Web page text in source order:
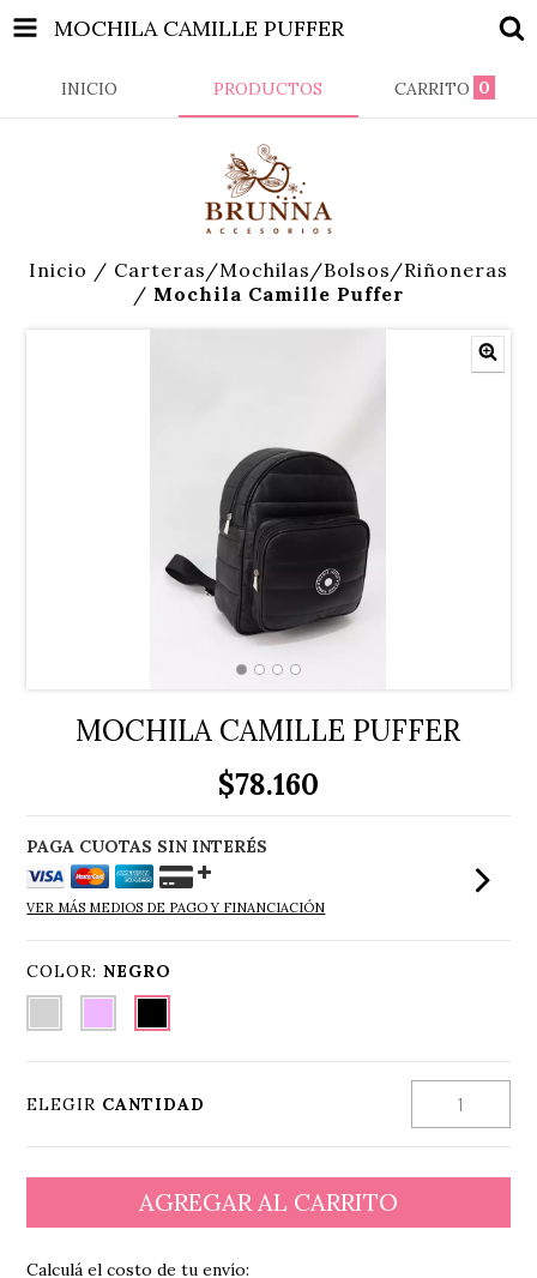
MOCHILA CAMILLE PUFFER
INICIO PRODUCTOS CARRITO 0
Inicio / Carteras/Mochilas/Bolsos/Riñoneras
/ Mochila Camille Puffer
MOCHILA CAMILLE PUFFER
$78.160
VER MÁS MEDIOS DE PAGO Y FINANCIACIÓN
COLOR:NEGRO
ELEGIR CANTIDAD
Calculá el costo de tu envío: